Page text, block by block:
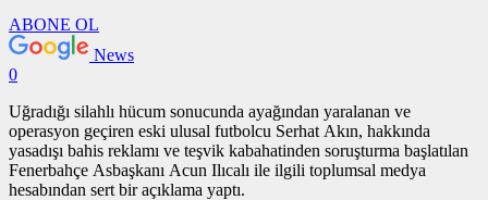
ABONE OL
News
0
Uğradığı silahlı hücum sonucunda ayağından yaralanan ve
operasyon geçiren eski ulusal futbolcu Serhat Akın, hakkında
yasadışı bahis reklamı ve teşvik kabahatinden soruşturma başlatılan
Fenerbahçe Asbaşkanı Acun Ilıcalı ile ilgili toplumsal medya
hesabından sert bir açıklama yaptı.